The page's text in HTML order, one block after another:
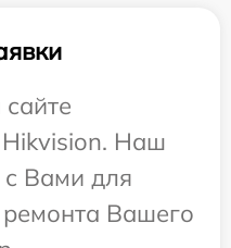
Hikvision. Наш
с Вами для
Вашего